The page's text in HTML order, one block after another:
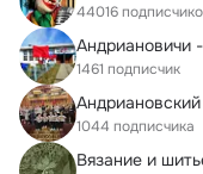
44016
Андриановичи
1461 подписчик
1044 подписчика
Вязание и